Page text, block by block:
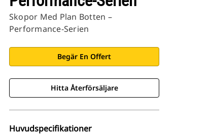
Skopor Med Plan Botten –
Performance-Serien
Begär En Offert
Hitta Återförsäljare
Huvudspecifikationer